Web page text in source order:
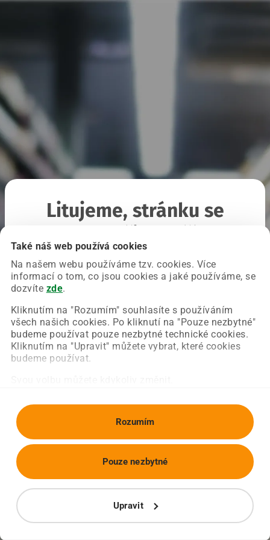
Také náš web používá cookies
Na našem webu používáme tzv. cookies. Více
informací o tom, co jsou cookies a jaké používáme, se
dozvíte zde.
Kliknutím na "Rozumím" souhlasíte s používáním
všech našich cookies. Po kliknutí na "Pouze nezbytné"
budeme používat pouze nezbytné technické cookies.
Kliknutím na "Upravit" můžete vybrat, které cookies
budeme používat.
Rozumím
Upravit
Pouze nezbytné
Litujeme, stránku se
Chyba nastala na naší straně a už ji opravujeme.
Zkuste prosím znovu načíst požadovanou stránku.
Obnovit stránku Úvodní strana